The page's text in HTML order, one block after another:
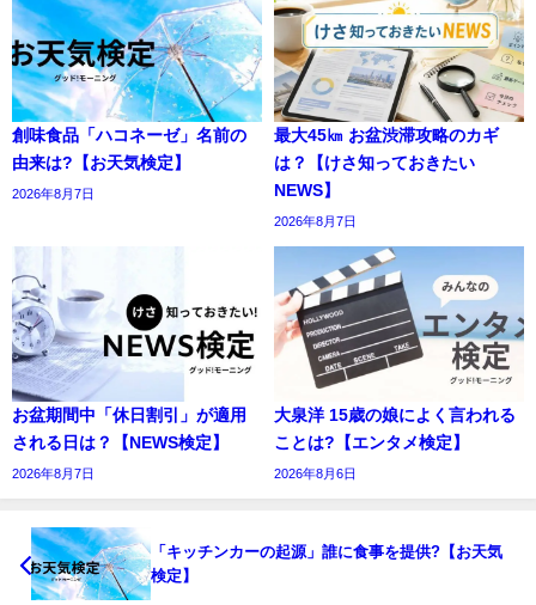
創味食品「ハコネーゼ」名前の
由来は?【お天気検定】
2026年8月7日
最大45㎞ お盆渋滞攻略のカギ
は？【けさ知っておきたい
NEWS】
2026年8月7日
お盆期間中「休日割引」が適用
される日は？【NEWS検定】
2026年8月7日
大泉洋 15歳の娘によく言われる
ことは?【エンタメ検定】
2026年8月6日
「キッチンカーの起源」誰に食事を提供?【お天気
検定】